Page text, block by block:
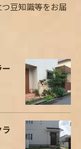
豆知識等をお届